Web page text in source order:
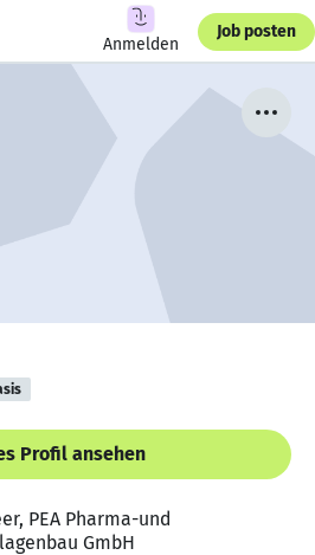
Anmelden
Job posten
Profil ansehen
PEA Pharma-und
GmbH